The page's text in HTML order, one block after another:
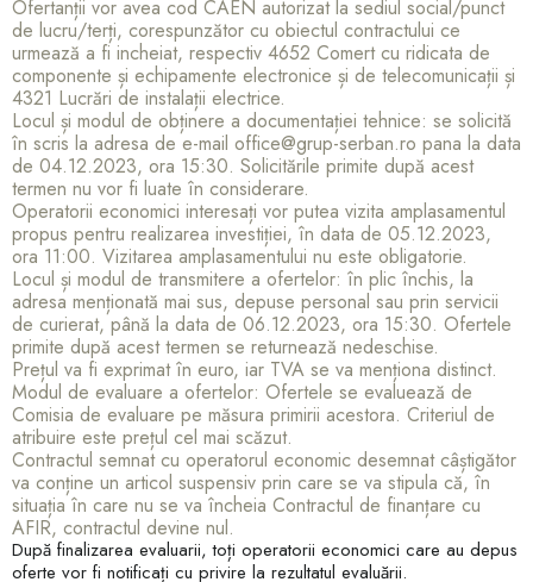
Ofertanții vor avea cod CAEN autorizat la sediul social/punct
de lucru/terți, corespunzător cu obiectul contractului ce
urmează a fi incheiat, respectiv 4652 Comert cu ridicata de
componente și echipamente electronice și de telecomunicații și
4321 Lucrări de instalații electrice.
Locul și modul de obținere a documentației tehnice: se solicită
în scris la adresa de e-mail office@grup-serban.ro pana la data
de 04.12.2023, ora 15:30. Solicitările primite după acest
termen nu vor fi luate în considerare.
Operatorii economici interesați vor putea vizita amplasamentul
propus pentru realizarea investiției, în data de 05.12.2023,
ora 11:00. Vizitarea amplasamentului nu este obligatorie.
Locul și modul de transmitere a ofertelor: în plic închis, la
adresa menționată mai sus, depuse personal sau prin servicii
de curierat, până la data de 06.12.2023, ora 15:30. Ofertele
primite după acest termen se returnează nedeschise.
Prețul va fi exprimat în euro, iar TVA se va menționa distinct.
Modul de evaluare a ofertelor: Ofertele se evaluează de
Comisia de evaluare pe măsura primirii acestora. Criteriul de
atribuire este prețul cel mai scăzut.
Contractul semnat cu operatorul economic desemnat câștigător
va conține un articol suspensiv prin care se va stipula că, în
situația în care nu se va încheia Contractul de finanțare cu
AFIR, contractul devine nul.
După finalizarea evaluarii, toți operatorii economici care au depus
oferte vor fi notificați cu privire la rezultatul evaluării.